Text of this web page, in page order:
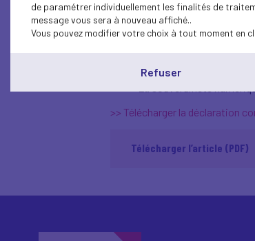
Il ressort des débats quelques
Moins de 14 % des
L'IA doit devenir le cœur
Former les
>> Télécharger la déclaration
Télécharger l’article (PDF)
de paramétrer individuellement les finalités de
message vous sera à nouveau affiché..
Vous pouvez modifier votre choix à tout moment en
Refuser